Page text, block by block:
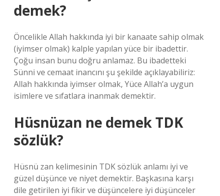
demek?
Öncelikle Allah hakkında iyi bir kanaate sahip olmak
(iyimser olmak) kalple yapılan yüce bir ibadettir.
Çoğu insan bunu doğru anlamaz. Bu ibadetteki
Sünni ve cemaat inancını şu şekilde açıklayabiliriz:
Allah hakkında iyimser olmak, Yüce Allah’a uygun
isimlere ve sıfatlara inanmak demektir.
Hüsnüzan ne demek TDK
sözlük?
Hüsnü zan kelimesinin TDK sözlük anlamı iyi ve
güzel düşünce ve niyet demektir. Başkasına karşı
dile getirilen iyi fikir ve düşüncelere iyi düşünceler